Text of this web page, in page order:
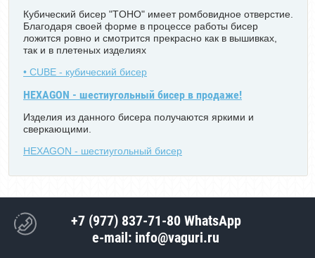
Кубический бисер "TOHO" имеет ромбовидное отверстие.
Благодаря своей форме в процессе работы бисер
ложится ровно и смотрится прекрасно как в вышивках,
так и в плетеных изделиях
• CUBE - кубический бисер
HEXAGON - шестиугольный бисер в продаже!
Изделия из данного бисера получаются яркими и
сверкающими.
HEXAGON - шестиугольный бисер
+7 (977) 837-71-80 WhatsApp
e-mail: info@vaguri.ru